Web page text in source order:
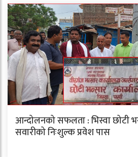
आन्दोलनको सफलता : भिस्वा छोटी
सवारीको निःशुल्क प्रवेश पास